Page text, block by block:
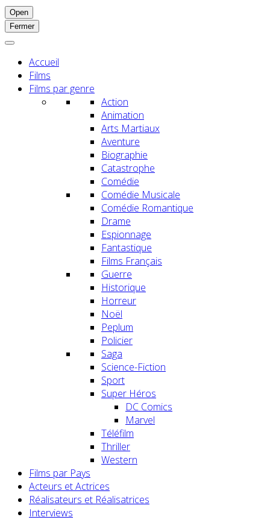
Open
Fermer
Accueil
Films
Films par genre
Action
Animation
Arts Martiaux
Aventure
Biographie
Catastrophe
Comédie
Comédie Musicale
Comédie Romantique
Drame
Espionnage
Fantastique
Films Français
Guerre
Historique
Horreur
Noël
Peplum
Policier
Saga
Science-Fiction
Sport
Super Héros
DC Comics
Marvel
Téléfilm
Thriller
Western
Films par Pays
Acteurs et Actrices
Réalisateurs et Réalisatrices
Interviews